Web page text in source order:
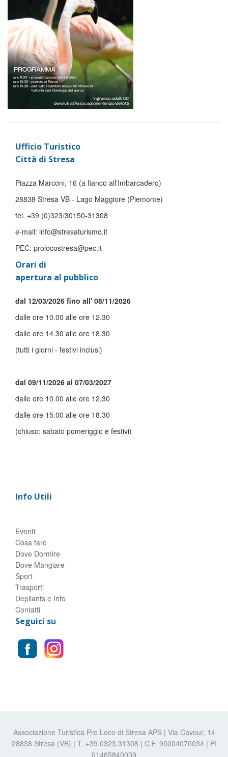
Ufficio Turistico
Città di Stresa
Piazza Marconi, 16 (a fianco all'Imbarcadero)
28838 Stresa VB - Lago Maggiore (Piemonte)
tel. +39 (0)323/30150-31308
e-mail: info@stresaturismo.it
PEC: prolocostresa@pec.it
Orari di
apertura al pubblico
dal 12/03/2026 fino all' 08/11/2026
dalle ore 10.00 alle ore 12.30
dalle ore 14.30 alle ore 18.30
(tutti i giorni - festivi inclusi)
dal 09/11/2026 al 07/03/2027
dalle ore 10.00 alle ore 12.30
dalle ore 15.00 alle ore 18.30
(chiuso: sabato pomeriggio e festivi)
Info Utili
Eventi
Cosa fare
Dove Dormire
Dove Mangiare
Sport
Trasporti
Depliants e Info
Contatti
Seguici su
Associazione Turistica Pro Loco di Stresa APS | Via Cavour, 14
28838 Stresa (VB) | T. +39.0323.31308 | C.F. 90004070034 | PI
01465840039